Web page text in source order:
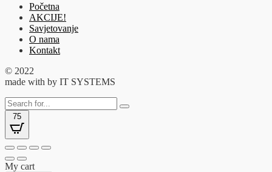
Početna
AKCIJE!
Savjetovanje
O nama
Kontakt
© 2022
made with by IT SYSTEMS
75
My cart